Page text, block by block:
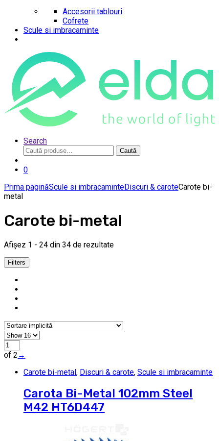
Accesorii tablouri
Cofrete
Scule si imbracaminte
Search
Caută
după:
Caută
0
Prima paginăScule si imbracaminteDiscuri & caroteCarote bi-
metal
Carote bi-metal
Afișez 1 - 24 din 34 de rezultate
Filters
of 2 →
Carote bi-metal , Discuri & carote, Scule si imbracaminte
Carota Bi-Metal 102mm Steel
M42 HT6D447